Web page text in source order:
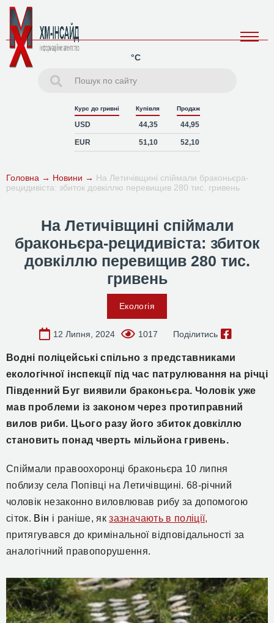
°C
Курс до гривні Купівля Продаж
USD 44,35 44,95
EUR 51,10 52,10
Головна → Новини → На Летичівщині спіймали браконьєра-
рецидивіста: збиток довкіллю перевищив 280 тис. гривень
На Летичівщині спіймали
браконьєра-рецидивіста: збиток
довкіллю перевищив 280 тис.
гривень
Екологія
12 Липня, 2024 1017 Поділитись
Водні поліцейські спільно з представниками
екологічної інспекції під час патрулювання на річці
Південний Буг виявили браконьєра. Чоловік уже
мав проблеми із законом через протиправний
вилов риби. Цього разу його збиток довкіллю
становить понад чверть мільйона гривень.
Спіймали правоохоронці браконьєра 10 липня
поблизу села Попівці на Летичівщині. 68-річний
чоловік незаконно виловлював рибу за допомогою
сіток. Він і раніше, якзазначають в поліції,
притягувався до кримінальної відповідальності за
аналогічний правопорушення.